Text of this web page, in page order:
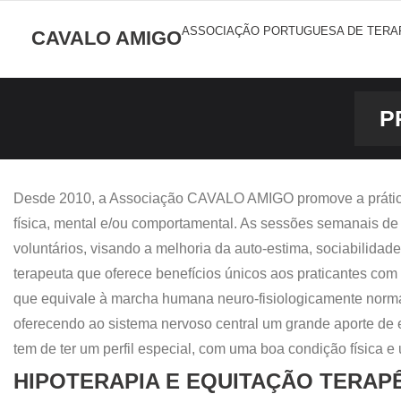
CAVALO AMIGOASSOCIAÇÃO PORTUGUESA DE
Galeria
Contactos
Desde 2010, a Associação CAVALO AMIGO promove a
física, mental e/ou comportamental. As sessões semanais
voluntários, visando a melhoria da auto-estima,
terapeuta que oferece benefícios únicos aos praticantes
que equivale à marcha humana neuro-fisiologicamente
oferecendo ao sistema nervoso central um grande aporte
tem de ter um perfil especial, com uma boa condição física
HIPOTERAPIA E EQUITAÇÃO